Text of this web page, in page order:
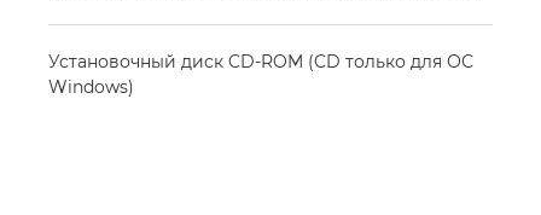
Установочный диск CD-ROM (CD только для ОС
Windows)